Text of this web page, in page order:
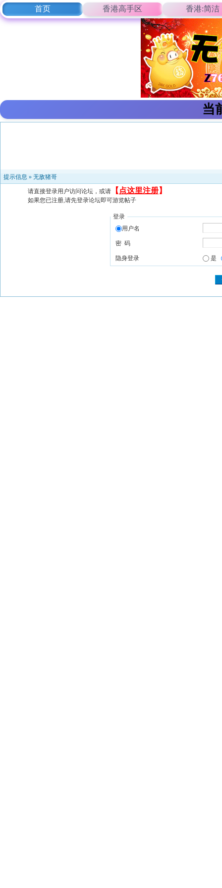
首页 香港高手区 香港:简洁
当
提示信息 » 无敌猪哥
请直接登录用户访问论坛，或请 【 点这里注册】
如果您已注册,请先登录论坛即可游览帖子
登录
用户名
密 码
隐身登录 是